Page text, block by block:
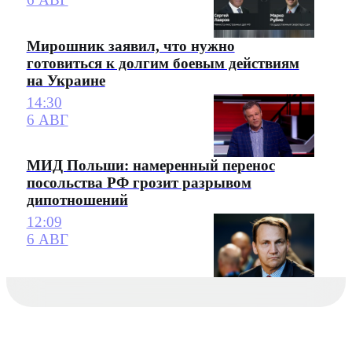
Мирошник заявил, что нужно
готовиться к долгим боевым действиям
на Украине
14:30
6 АВГ
МИД Польши: намеренный перенос
посольства РФ грозит разрывом
дипотношений
12:09
6 АВГ